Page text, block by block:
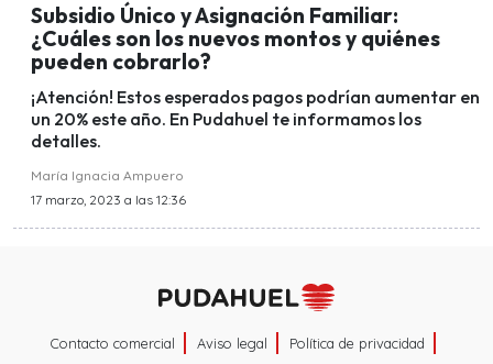
Subsidio Único y Asignación Familiar:
¿Cuáles son los nuevos montos y quiénes
pueden cobrarlo?
¡Atención! Estos esperados pagos podrían aumentar en
un 20% este año. En Pudahuel te informamos los
detalles.
María Ignacia Ampuero
17 marzo, 2023 a las 12:36
Contacto comercial Aviso legal
Política de privacidad